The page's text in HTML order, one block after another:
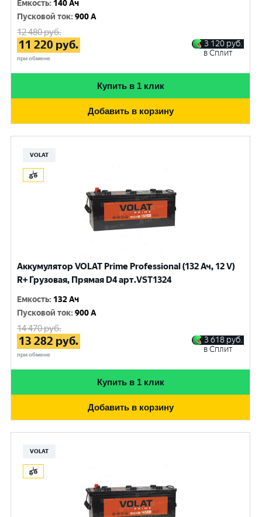
Емкость: 140 Ач
Пусковой ток:900 A
12 480руб.
11 220 руб.
при обмене
3 120 руб.
в Сплит
Купить в 1 клик
Добавить в корзину
VOLAT
Аккумулятор VOLAT Prime Professional (132 Ач, 12 V)
R+ Грузовая, Прямая D4 арт.VST1324
Емкость: 132 Ач
Пусковой ток:900 A
14 470руб.
13 282 руб.
при обмене
3 618 руб.
в Сплит
Купить в 1 клик
Добавить в корзину
VOLAT